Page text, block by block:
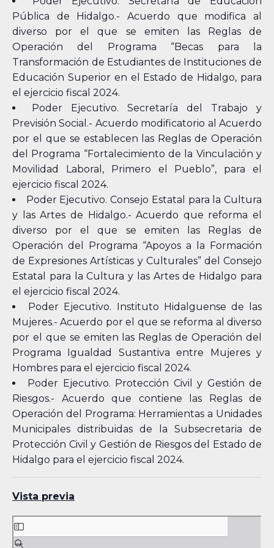
Pública de Hidalgo.- Acuerdo que modifica al
diverso por el que se emiten las Reglas de
Operación del Programa “Becas para la
Transformación de Estudiantes de Instituciones de
Educación Superior en el Estado de Hidalgo, para
el ejercicio fiscal 2024.
Poder Ejecutivo. Secretaría del Trabajo y
Previsión Social.- Acuerdo modificatorio al Acuerdo
por el que se establecen las Reglas de Operación
del Programa “Fortalecimiento de la Vinculación y
Movilidad Laboral, Primero el Pueblo”, para el
ejercicio fiscal 2024.
Poder Ejecutivo. Consejo Estatal para la Cultura
y las Artes de Hidalgo.- Acuerdo que reforma el
diverso por el que se emiten las Reglas de
Operación del Programa “Apoyos a la Formación
de Expresiones Artísticas y Culturales” del Consejo
Estatal para la Cultura y las Artes de Hidalgo para
el ejercicio fiscal 2024.
Poder Ejecutivo. Instituto Hidalguense de las
Mujeres.- Acuerdo por el que se reforma al diverso
por el que se emiten las Reglas de Operación del
Programa Igualdad Sustantiva entre Mujeres y
Hombres para el ejercicio fiscal 2024.
Poder Ejecutivo. Protección Civil y Gestión de
Riesgos.- Acuerdo que contiene las Reglas de
Operación del Programa: Herramientas a Unidades
Municipales distribuidas de la Subsecretaria de
Protección Civil y Gestión de Riesgos del Estado de
Hidalgo para el ejercicio fiscal 2024.
Vista previa
Skip
to